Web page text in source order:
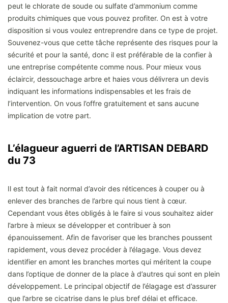
peut le chlorate de soude ou sulfate d’ammonium comme
produits chimiques que vous pouvez profiter. On est à votre
disposition si vous voulez entreprendre dans ce type de projet.
Souvenez-vous que cette tâche représente des risques pour la
sécurité et pour la santé, donc il est préférable de la confier à
une entreprise compétente comme nous. Pour mieux vous
éclaircir, dessouchage arbre et haies vous délivrera un devis
indiquant les informations indispensables et les frais de
l’intervention. On vous l’offre gratuitement et sans aucune
implication de votre part.
L’élagueur aguerri de l’ARTISAN DEBARD
du 73
Il est tout à fait normal d’avoir des réticences à couper ou à
enlever des branches de l’arbre qui nous tient à cœur.
Cependant vous êtes obligés à le faire si vous souhaitez aider
l’arbre à mieux se développer et contribuer à son
épanouissement. Afin de favoriser que les branches poussent
rapidement, vous devez procéder à l’élagage. Vous devez
identifier en amont les branches mortes qui méritent la coupe
dans l’optique de donner de la place à d’autres qui sont en plein
développement. Le principal objectif de l’élagage est d’assurer
que l’arbre se cicatrise dans le plus bref délai et efficace.